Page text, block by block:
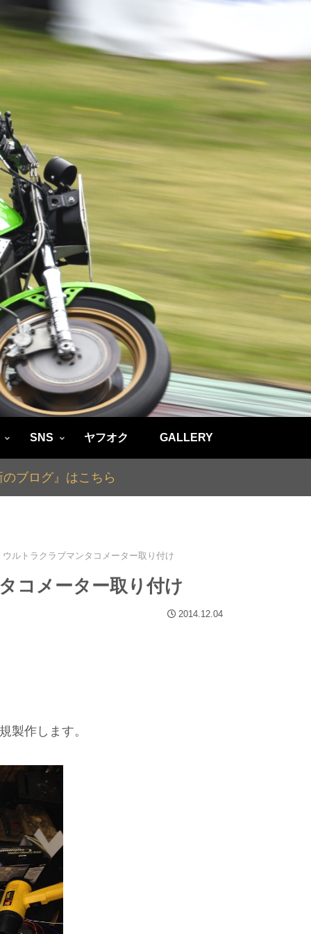
SNS ヤフオク GALLERY
ブログ』はこちら
トラクラブマンタコメーター取り付け
メーター取り付け
2014.12.04
製作します。